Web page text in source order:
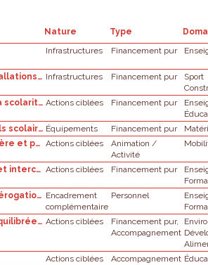
Nature Type
Infrastructures
Financement pur
Accessibilité des installations sportives scolaires en dehors des heures scolaires Infrastructures Financement pur
Sport
Accompagnement à la scolarité et à la citoyenneté des enfants et des jeunes (DASC) : appel à projets Actions ciblées Financement pur
Acquisition de manuels scolaires, de ressources numériques, d'outils pédagogiques et de livres de littérature au sein des établissements scolaires Équipements Financement pur
Actions sécurité routière et prévention dans les zones de police bruxelloises
Actions ciblées
Animation /
Activité
Activités citoyennes et interculturelles Actions ciblées Financement pur
Aide à l’intégration, dérogations au capital-périodes attribué dans les limites des disponibilités budgétaires Encadrement
complémentaire
Personnel
Alimentation saine, équilibrée et durable dans les écoles fondamentales Actions ciblées
Financement pur,
Accompagnement
Actions ciblées Accompagnement